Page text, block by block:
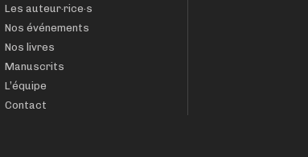
Les auteur·rice·s
Nos événements
Nos livres
Manuscrits
L’équipe
Contact